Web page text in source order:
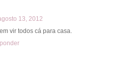
13, 2012
vir todos cá para casa.